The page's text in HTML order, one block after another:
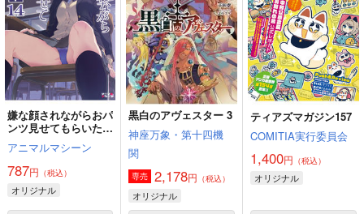
嫌な顔されながらおパ
ンツ見せてもらいたい
本14
アニマルマシーン
787円 （税込）
オリジナル
黒白のアヴェスター 3
神座万象・第十四機
関
専売 2,178円 （税込）
オリジナル
ティアズマガジン157
COMITIA実行委員会
1,400円 （税込）
オリジナル